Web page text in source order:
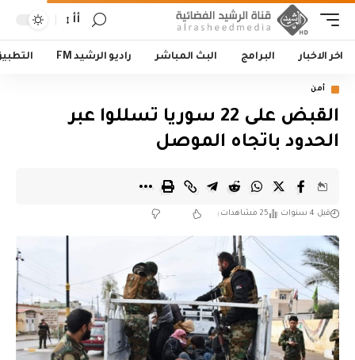
أأ
اخر الاخبار البرامج البث المباشر راديو الرشيد FM
أمن
القبض على 22 سوريا تسللوا عبر
الحدود باتجاه الموصل
قبل 4 سنوات 25 مشاهدات